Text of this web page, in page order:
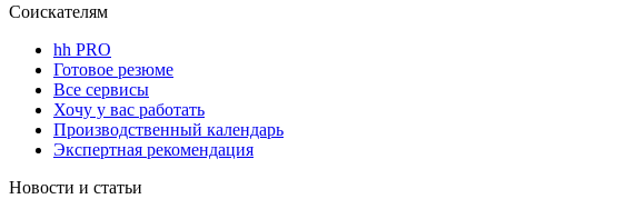
Соискателям
hh PRO
Готовое резюме
Все сервисы
Хочу у вас работать
Производственный календарь
Экспертная рекомендация
Новости и статьи